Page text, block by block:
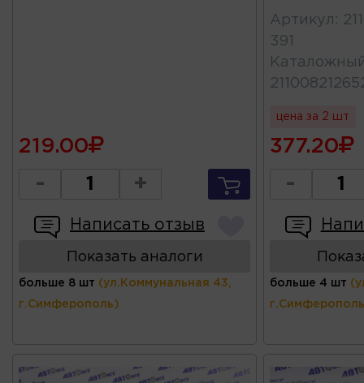
219.00
- +
Написать отзыв
Показать аналоги
больше 8 шт (ул.Коммунальная 43,
г.Симферополь)
Артикул :
391
цена за 2 шт
377.20
-
больше 4 шт